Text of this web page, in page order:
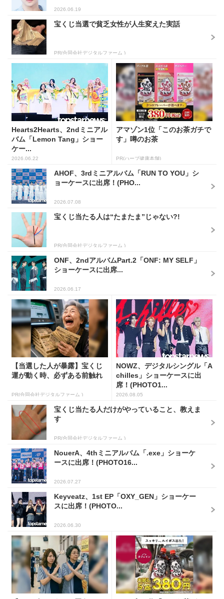
2026.06.19
宝くじ当選で貧乏女性が人生変えた実話
PR(合同会社デジタルファーム )
Hearts2Hearts、2ndミニアル
バム「Lemon Tang」ショー
ケー...
2026.06.22
アマゾン1位「このお茶ガチで
す」噂のお茶
PR(ハーブ健康本舗)
AHOF、3rdミニアルバム「RUN TO YOU」シ
ョーケースに出席！(PHO...
2026.07.08
宝くじ当たる人は“たまたま”じゃない?!
PR(合同会社デジタルファーム )
ONF、2ndアルバムPart.2「ONF: MY SELF」
ショーケースに出席...
2026.06.17
【当選した人が暴露】宝くじ
運が動く時、必ずある前触れ
PR(合同会社デジタルファーム )
NOWZ、デジタルシングル「A
chilles」ショーケースに出
席！(PHOTO1...
2026.08.05
宝くじ当たる人だけがやっていること、教えま
す
PR(合同会社デジタルファーム )
NouerA、4thミニアルバム「.exe」ショーケ
ースに出席！(PHOTO16...
2026.07.27
Keyveatz、1st EP「OXY_GEN」ショーケー
スに出席！(PHOTO...
2026.06.30